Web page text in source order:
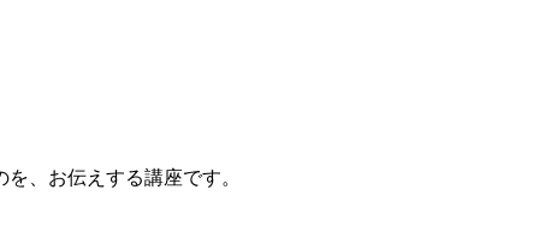
、お伝えする講座です。